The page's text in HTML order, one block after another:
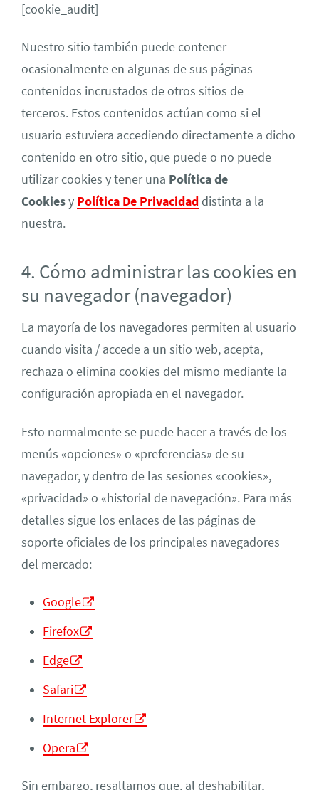
[cookie_audit]
Nuestro sitio también puede contener
ocasionalmente en algunas de sus páginas
contenidos incrustados de otros sitios de
terceros. Estos contenidos actúan como si el
usuario estuviera accediendo directamente a dicho
contenido en otro sitio, que puede o no puede
utilizar cookies y tener una Política de
Cookiesy Política De Privacidad distinta a la
nuestra.
4. Cómo administrar las cookies en
su navegador (navegador)
La mayoría de los navegadores permiten al usuario
cuando visita / accede a un sitio web, acepta,
rechaza o elimina cookies del mismo mediante la
configuración apropiada en el navegador.
Esto normalmente se puede hacer a través de los
menús «opciones» o «preferencias» de su
navegador, y dentro de las sesiones «cookies»,
«privacidad» o «historial de navegación». Para más
detalles sigue los enlaces de las páginas de
soporte oficiales de los principales navegadores
del mercado:
Google
Firefox
Edge
Safari
Internet Explorer
Opera
Sin embargo, resaltamos que, al deshabilitar,